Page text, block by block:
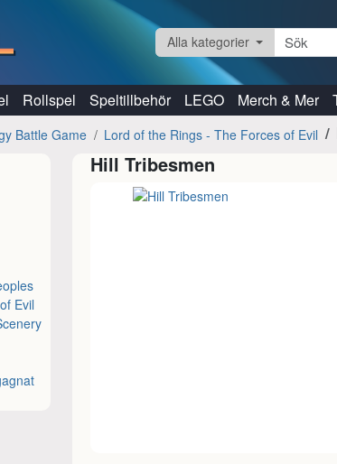
Alla kategorier
Rollspel Speltillbehör LEGO Merch & Mer
Battle Game Lord of the Rings - The Forces of Evil
Evil
Hill Tribesmen